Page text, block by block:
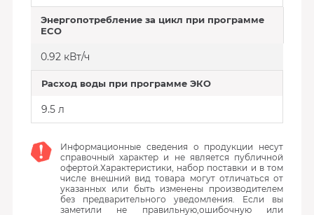
Энергопотребление за цикл при программе
ECO
0.92 кВт/ч
Расход воды при программе ЭКО
9.5 л
Информационные сведения о продукции несут
справочный характер и не является публичной
офертой.Характеристики, набор поставки и в том
числе внешний вид товара могут отличаться от
указанных или быть изменены производителем
без предварительного уведомления. Если вы
заметили не правильную,ошибочную или